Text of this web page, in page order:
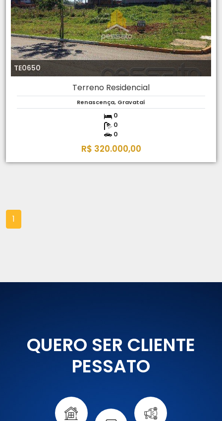
TE0650
Terreno Residencial
Renascença, Gravataí
0
0
0
R$ 320.000,00
1
QUERO SER CLIENTE
PESSATO